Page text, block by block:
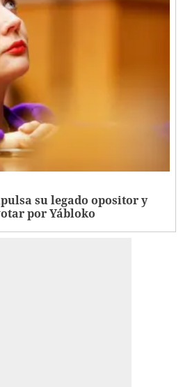
su legado opositor y
por Yábloko